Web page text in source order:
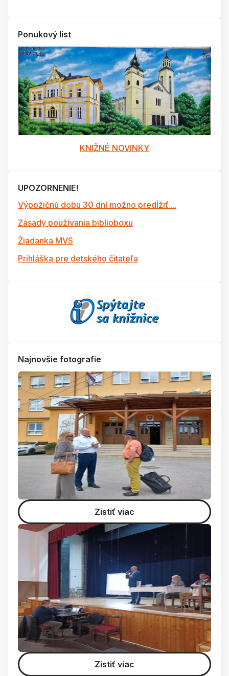
Ponukový list
KNIŽNÉ NOVINKY
UPOZORNENIE!
Výpožičnú dobu 30 dní možno predĺžiť ...
Zásady používania biblioboxu
Žiadanka MVS
Prihláška pre detského čitateľa
Najnovšie fotografie
Zistiť viac
Zistiť viac